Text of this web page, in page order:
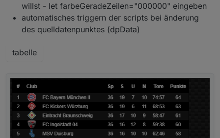
willst - let farbeGeradeZeilen="000000" eingeben
automatisches triggern der scripts bei änderung
des quelldatenpunktes (dpData)
tabelle